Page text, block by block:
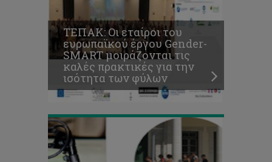
ΤΕΠΑΚ: Οι εταίροι του
ευρωπαϊκού έργου Gender-
SMART μοιράζονται τις
καλές πρακτικές για την
ισότητα των φύλων
φοιτήτριες/
ητές
του
ΤΕΠΑΚ
«ανακρίνουν»
τους
υποψήφιους
Προέδρους
Λίστα
Σαγκάης:
Στα